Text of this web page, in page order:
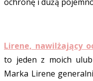
Lirene, nawilżający
to jeden z moich
Marka Lirene